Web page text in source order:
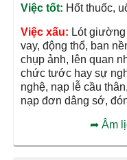
Việc tốt: Hốt thuốc,
Việc xấu: Lót
vay, động thổ, ban
chụp ảnh, lên quan
chức tước hay sự
nghệ, nạp lễ cầu
nạp đơn dâng sớ,
➦ Âm